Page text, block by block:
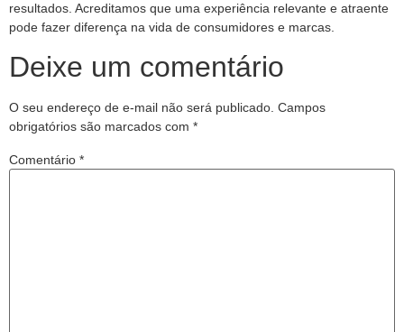
resultados. Acreditamos que uma experiência relevante e atraente
pode fazer diferença na vida de consumidores e marcas.
Deixe um comentário
O seu endereço de e-mail não será publicado. Campos
obrigatórios são marcados com *
Comentário *